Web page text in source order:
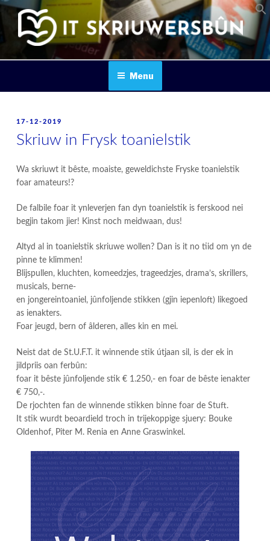
Skip
content
IT SKRIUWERSBOUN
Menu
POSTED
17-12-2019
Skriuw in Frysk toanielstik
Wa skriuwt it bêste, moaiste, geweldichste Fryske toanielstik
foar amateurs!?
De falbile foar it ynleverjen fan dyn toanielstik is ferskood nei
begjin takom jier! Kinst noch meidwaan, dus!
Altyd al in toanielstik skriuwe wollen? Dan is it no tiid om yn de
pinne te klimmen!
Blijspullen, kluchten, komeedzjes, trageedzjes, drama’s, skrillers,
musicals, berne-
en jongereintoaniel, jûnfoljende stikken (gjin iepenloft) likegoed
as ienakters.
Foar jeugd, bern of âlderen, alles kin en mei.
Neist dat de St.U.F.T. it winnende stik útjaan sil, is der ek in
jildpriis oan ferbûn:
foar it bêste jûnfoljende stik € 1.250,- en foar de bêste ienakter
€ 750,-.
De rjochten fan de winnende stikken binne foar de Stuft.
It stik wurdt beoardield troch in trijekoppige sjuery: Bouke
Oldenhof, Piter M. Renia en Anne Graswinkel.